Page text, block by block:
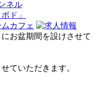
お盆期間を設けさせて
ていただきます。